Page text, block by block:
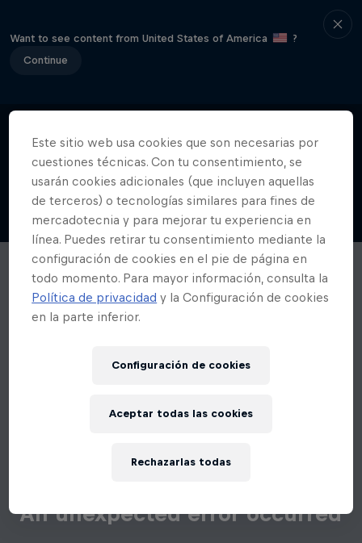
Want to see content from United States of America
?
Continue
An unexpected error occurred
Este sitio web usa cookies que son necesarias por
cuestiones técnicas. Con tu consentimiento, se
usarán cookies adicionales (que incluyen aquellas
de terceros) o tecnologías similares para fines de
mercadotecnia y para mejorar tu experiencia en
línea. Puedes retirar tu consentimiento mediante la
configuración de cookies en el pie de página en
todo momento. Para mayor información, consulta la
Política de privacidad y la Configuración de cookies
en la parte inferior.
Configuración de cookies
Rechazarlas todas
Aceptar todas las cookies